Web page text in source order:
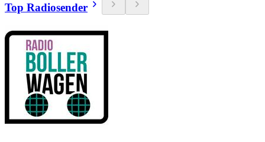
Top Radiosender